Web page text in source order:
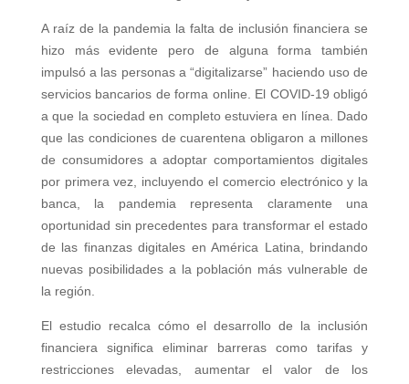
A raíz de la pandemia la falta de inclusión financiera se
hizo más evidente pero de alguna forma también
impulsó a las personas a “digitalizarse” haciendo uso de
servicios bancarios de forma online. El COVID-19 obligó
a que la sociedad en completo estuviera en línea. Dado
que las condiciones de cuarentena obligaron a millones
de consumidores a adoptar comportamientos digitales
por primera vez, incluyendo el comercio electrónico y la
banca, la pandemia representa claramente una
oportunidad sin precedentes para transformar el estado
de las finanzas digitales en América Latina, brindando
nuevas posibilidades a la población más vulnerable de
la región.
El estudio recalca cómo el desarrollo de la inclusión
financiera significa eliminar barreras como tarifas y
restricciones elevadas, aumentar el valor de los